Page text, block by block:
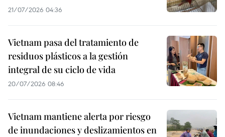
21/07/2026 04:36
Vietnam pasa del tratamiento de
residuos plásticos a la gestión
integral de su ciclo de vida
20/07/2026 08:46
Vietnam mantiene alerta por riesgo
de inundaciones y deslizamientos en